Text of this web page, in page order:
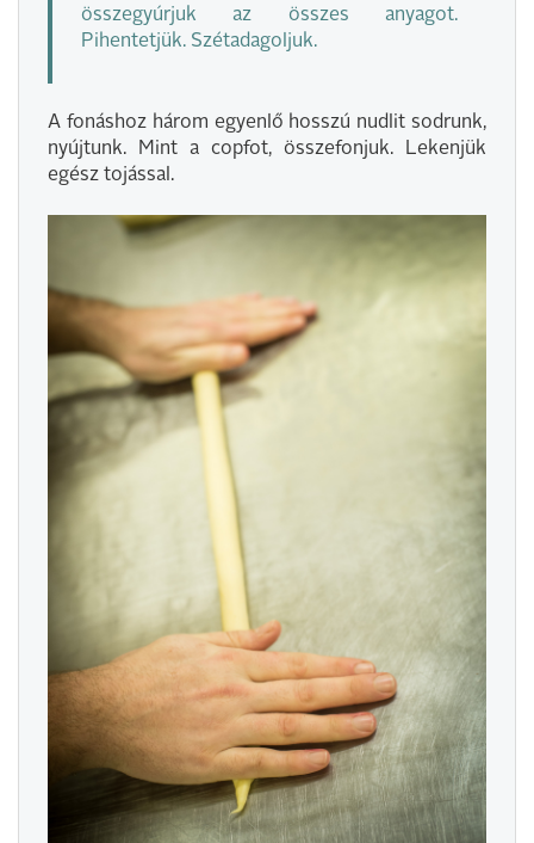
összegyúrjuk az összes anyagot.
Pihentetjük. Szétadagoljuk.
A fonáshoz három egyenlő hosszú nudlit sodrunk,
nyújtunk. Mint a copfot, összefonjuk. Lekenjük
egész tojással.